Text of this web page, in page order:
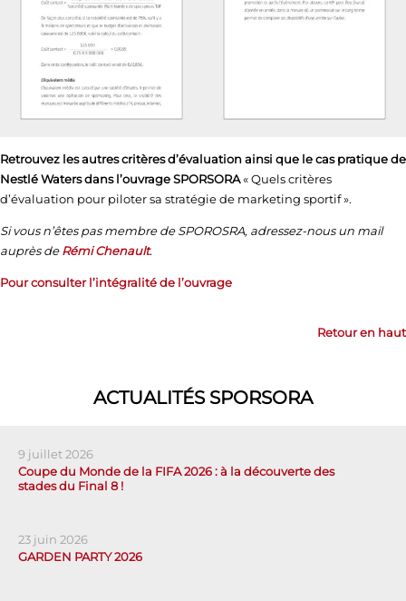
Retrouvez les autres critères d’évaluation ainsi que le cas pratique de
Nestlé Waters dans l’ouvrage SPORSORA« Quels critères
d’évaluation pour piloter sa stratégie de marketing sportif ».
Si vous n’êtes pas membre de SPOROSRA, adressez-nous un mail
auprès deRémi Chenault.
Pour consulter l’intégralité de l’ouvrage
Retour en haut
ACTUALITÉS SPORSORA
9 juillet 2026
Coupe du Monde de la FIFA 2026 : à la découverte des
stades du Final 8 !
23 juin 2026
GARDEN PARTY 2026